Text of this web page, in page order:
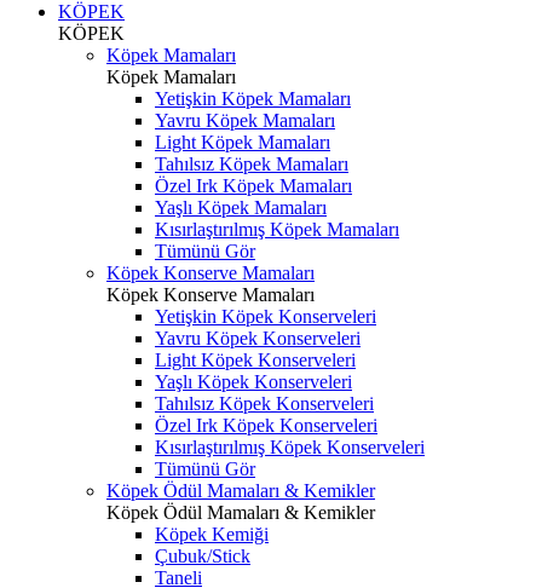
KÖPEK
KÖPEK
Köpek Mamaları
Köpek Mamaları
Yetişkin Köpek Mamaları
Yavru Köpek Mamaları
Light Köpek Mamaları
Tahılsız Köpek Mamaları
Özel Irk Köpek Mamaları
Yaşlı Köpek Mamaları
Kısırlaştırılmış Köpek Mamaları
Tümünü Gör
Köpek Konserve Mamaları
Köpek Konserve Mamaları
Yetişkin Köpek Konserveleri
Yavru Köpek Konserveleri
Light Köpek Konserveleri
Yaşlı Köpek Konserveleri
Tahılsız Köpek Konserveleri
Özel Irk Köpek Konserveleri
Kısırlaştırılmış Köpek Konserveleri
Tümünü Gör
Köpek Ödül Mamaları & Kemikler
Köpek Ödül Mamaları & Kemikler
Köpek Kemiği
Çubuk/Stick
Taneli